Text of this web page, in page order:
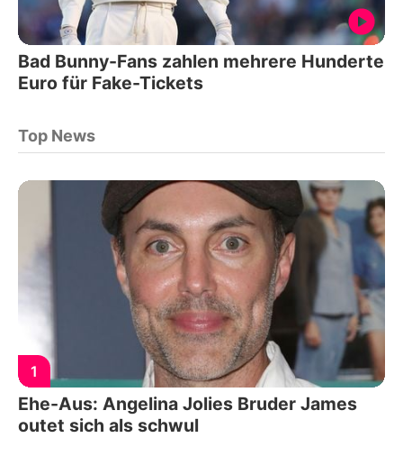
Bad Bunny-Fans zahlen mehrere Hunderte
Euro für Fake-Tickets
Top News
1
Ehe-Aus: Angelina Jolies Bruder James
outet sich als schwul